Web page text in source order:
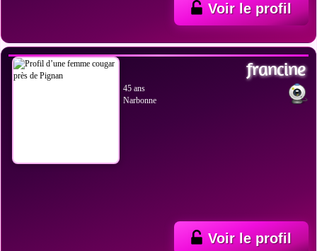
Voir le profil
francine
45 ans
Narbonne
Voir le profil